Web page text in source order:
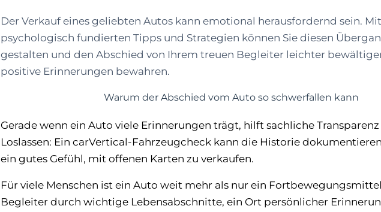
Der Verkauf eines geliebten Autos kann emotional herausfordernd sein.
psychologisch fundierten Tipps und Strategien können Sie diesen
gestalten und den Abschied von Ihrem treuen Begleiter leichter
positive Erinnerungen bewahren.
Warum der Abschied vom Auto so schwerfallen kann
Gerade wenn ein Auto viele Erinnerungen trägt, hilft sachliche
Loslassen: Ein carVertical-Fahrzeugcheck kann die Historie
ein gutes Gefühl, mit offenen Karten zu verkaufen.
Für viele Menschen ist ein Auto weit mehr als nur ein
Begleiter durch wichtige Lebensabschnitte, ein Ort persönlicher